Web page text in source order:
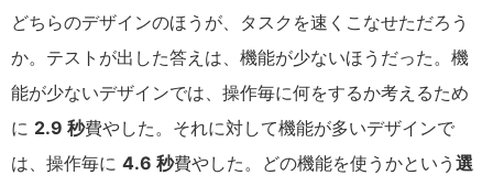
どちらのデザインのほうが、タスクを速くこなせただろう
か。テストが出した答えは、機能が少ないほうだった。機
能が少ないデザインでは、操作毎に何をするか考えるため
に 2.9 秒費やした。それに対して機能が多いデザインで
は、操作毎に 4.6 秒費やした。どの機能を使うかという 選